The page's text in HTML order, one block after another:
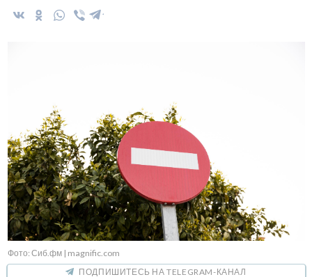
Фото: Сиб.фм | magnific.com
ПОДПИШИТЕСЬ НА TELEGRAM-КАНАЛ